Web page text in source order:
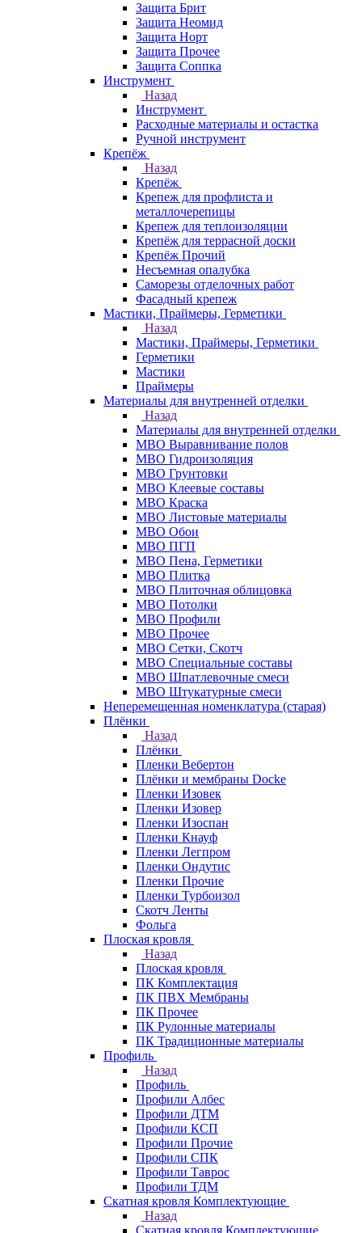
Защита Брит
Защита Неомид
Защита Норт
Защита Прочее
Защита Соппка
Инструмент
Назад
Инструмент
Расходные материалы и остастка
Ручной инструмент
Крепёж
Назад
Крепёж
Крепеж для профлиста и
металлочерепицы
Крепеж для теплоизоляции
Крепёж для террасной доски
Крепёж Прочий
Несъемная опалубка
Саморезы отделочных работ
Фасадный крепеж
Мастики, Праймеры, Герметики
Назад
Мастики, Праймеры, Герметики
Герметики
Мастики
Праймеры
Материалы для внутренней отделки
Назад
Материалы для внутренней отделки
МВО Выравнивание полов
МВО Гидроизоляция
МВО Грунтовки
МВО Клеевые составы
МВО Краска
МВО Листовые материалы
МВО Обои
МВО ПГП
МВО Пена, Герметики
МВО Плитка
МВО Плиточная облицовка
МВО Потолки
МВО Профили
МВО Прочее
МВО Сетки, Скотч
МВО Специальные составы
МВО Шпатлевочные смеси
МВО Штукатурные смеси
Неперемещенная номенклатура (старая)
Плёнки
Назад
Плёнки
Пленки Вебертон
Плёнки и мембраны Docke
Пленки Изовек
Пленки Изовер
Пленки Изоспан
Пленки Кнауф
Пленки Легпром
Пленки Ондутис
Пленки Прочие
Пленки Турбоизол
Скотч Ленты
Фольга
Плоская кровля
Назад
Плоская кровля
ПК Комплектация
ПК ПВХ Мембраны
ПК Прочее
ПК Рулонные материалы
ПК Традиционные материалы
Профиль
Назад
Профиль
Профили Албес
Профили ДТМ
Профили КСП
Профили Прочие
Профили СПК
Профили Таврос
Профили ТДМ
Скатная кровля Комплектующие
Назад
Скатная кровля Комплектующие